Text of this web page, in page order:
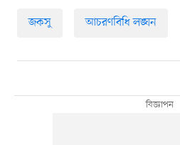
জকসু আচরণবিধি লঙ্ঘন